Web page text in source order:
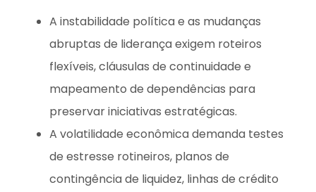
A instabilidade política e as mudanças
abruptas de liderança exigem roteiros
flexíveis, cláusulas de continuidade e
mapeamento de dependências para
preservar iniciativas estratégicas.
A volatilidade econômica demanda testes
de estresse rotineiros, planos de
contingência de liquidez, linhas de crédito